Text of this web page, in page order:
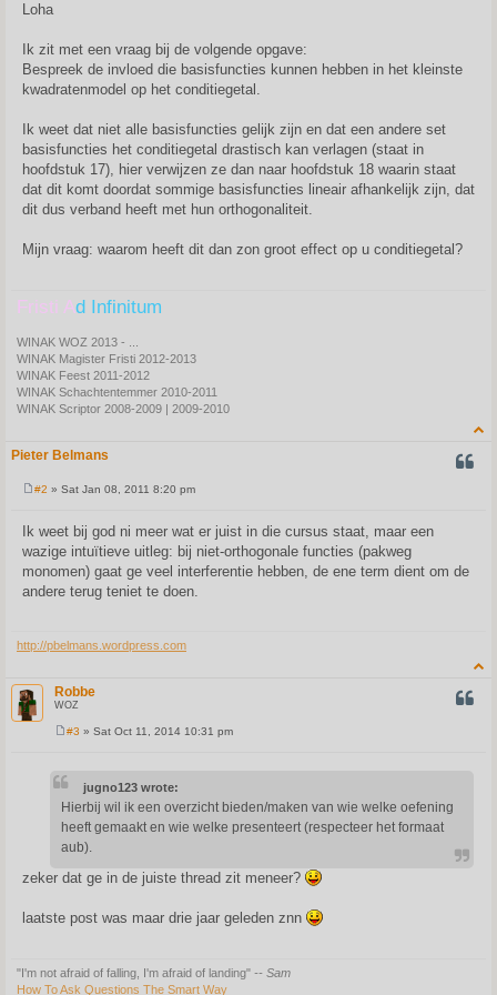
Loha
Ik zit met een vraag bij de volgende opgave:
Bespreek de invloed die basisfuncties kunnen hebben in het kleinste
kwadratenmodel op het conditiegetal.
Ik weet dat niet alle basisfuncties gelijk zijn en dat een andere set
basisfuncties het conditiegetal drastisch kan verlagen (staat in
hoofdstuk 17), hier verwijzen ze dan naar hoofdstuk 18 waarin staat
dat dit komt doordat sommige basisfuncties lineair afhankelijk zijn, dat
dit dus verband heeft met hun orthogonaliteit.
Mijn vraag: waarom heeft dit dan zon groot effect op u conditiegetal?
Fristi Ad Infinitum
WINAK WOZ 2013 - ...
WINAK Magister Fristi 2012-2013
WINAK Feest 2011-2012
WINAK Schachtentemmer 2010-2011
WINAK Scriptor 2008-2009 | 2009-2010
Pieter Belmans
#2 » Sat Jan 08, 2011 8:20 pm
Ik weet bij god ni meer wat er juist in die cursus staat, maar een
wazige intuïtieve uitleg: bij niet-orthogonale functies (pakweg
monomen) gaat ge veel interferentie hebben, de ene term dient om de
andere terug teniet te doen.
http://pbelmans.wordpress.com
Robbe
WOZ
t
#3 » Sat Oct 11, 2014 10:31 pm
jugno123 wrote:
Hierbij wil ik een overzicht bieden/maken van wie welke oefening
heeft gemaakt en wie welke presenteert (respecteer het formaat
aub).
zeker dat ge in de juiste thread zit meneer?
laatste post was maar drie jaar geleden znn
"I'm not afraid of falling, I'm afraid of landing" -- Sam
How To Ask Questions The Smart Way